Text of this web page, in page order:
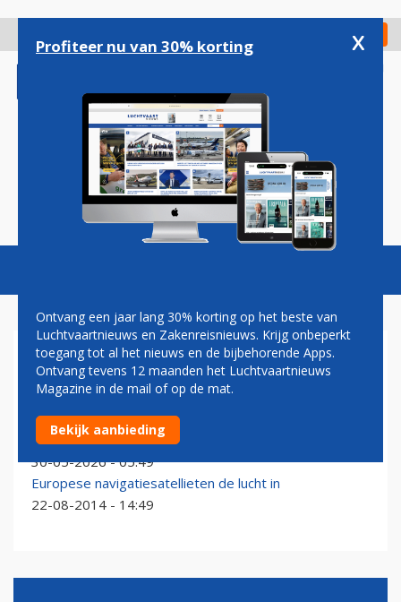
gaan
Check in
Magazine Podcasts Vacatures
FRANS-GUYANA
Geschil met brandstofleverancier reden voor uitwijken
vlucht KLM
30-05-2026 - 05:49
Europese navigatiesatellieten de lucht in
22-08-2014 - 14:49
Profiteer nu van 30% korting x
Ontvang een jaar lang 30% korting op het beste van
Luchtvaartnieuws en Zakenreisnieuws. Krijg onbeperkt
toegang tot al het nieuws en de bijbehorende Apps.
Ontvang tevens 12 maanden het Luchtvaartnieuws
Magazine in de mail of op de mat.
Bekijk aanbieding